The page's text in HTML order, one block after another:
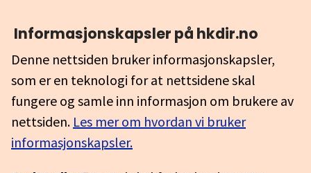
Informasjonskapsler på hkdir.no
Denne nettsiden bruker informasjonskapsler,
som er en teknologi for at nettsidene skal
fungere og samle inn informasjon om brukere av
nettsiden. Les mer om hvordan vi bruker
informasjonskapsler.